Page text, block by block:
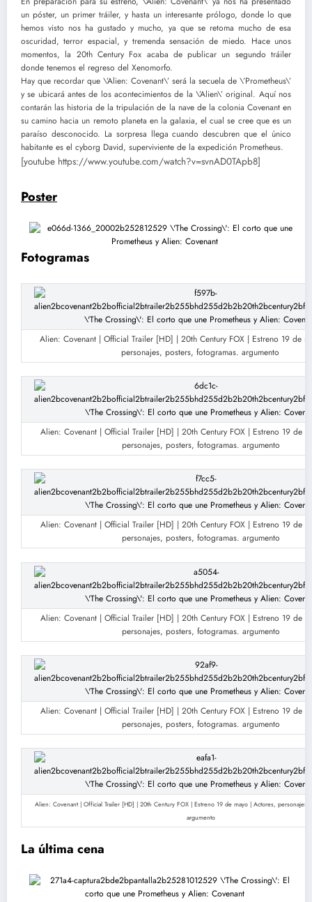
un póster, un primer tráiler, y hasta un interesante prólogo, donde lo que
hemos visto nos ha gustado y mucho, ya que se retoma mucho de esa
oscuridad, terror espacial, y tremenda sensación de miedo. Hace unos
momentos, la 20th Century Fox acaba de publicar un segundo tráiler
donde tenemos el regreso del Xenomorfo.
Hay que recordar que \’Alien: Covenant\’ será la secuela de \’Prometheus\’
y se ubicará antes de los acontecimientos de la \’Alien\’ original. Aquí nos
contarán las historia de la tripulación de la nave de la colonia Covenant en
su camino hacia un remoto planeta en la galaxia, el cual se cree que es un
paraíso desconocido. La sorpresa llega cuando descubren que el único
habitante es el cyborg David, superviviente de la expedición Prometheus.
[youtube https://www.youtube.com/watch?v=svnAD0TApb8]
Poster
Fotogramas
Alien: Covenant | Official Trailer [HD] | 20th Century FOX | Estreno 19 de
personajes, posters, fotogramas. argumento
Alien: Covenant | Official Trailer [HD] | 20th Century FOX | Estreno 19 de
personajes, posters, fotogramas. argumento
Alien: Covenant | Official Trailer [HD] | 20th Century FOX | Estreno 19 de
personajes, posters, fotogramas. argumento
Alien: Covenant | Official Trailer [HD] | 20th Century FOX | Estreno 19 de
personajes, posters, fotogramas. argumento
Alien: Covenant | Official Trailer [HD] | 20th Century FOX | Estreno 19 de
personajes, posters, fotogramas. argumento
Alien: Covenant | Official Trailer [HD] | 20th Century FOX | Estreno 19 de mayo | Actores, personajes,
argumento
La última cena